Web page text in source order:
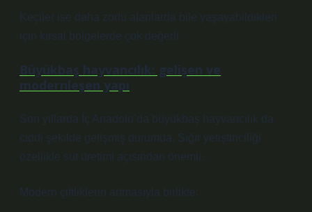
Keçiler ise daha zorlu alanlarda bile yaşayabildikleri
için kırsal bölgelerde çok değerli.
Büyükbaş hayvancılık: gelişen ve
modernleşen yapı
Son yıllarda İç Anadolu’da büyükbaş hayvancılık da
ciddi şekilde gelişmiş durumda. Sığır yetiştiriciliği
özellikle süt üretimi açısından önemli.
Modern çiftliklerin artmasıyla birlikte: